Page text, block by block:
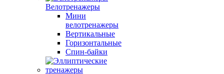
Велотренажеры
Мини
велотренажеры
Вертикальные
Горизонтальные
Спин-байки